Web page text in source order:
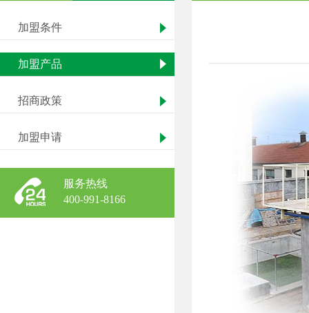
加盟条件
加盟产品
招商政策
加盟申请
服务热线
400-991-8166